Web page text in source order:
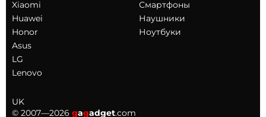
Xiaomi
Huawei
Honor
Asus
LG
Lenovo
Смартфоны
Наушники
Ноутбуки
UK
© 2007—2026 gagadget.com